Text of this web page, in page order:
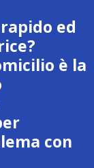
ed
è la
con